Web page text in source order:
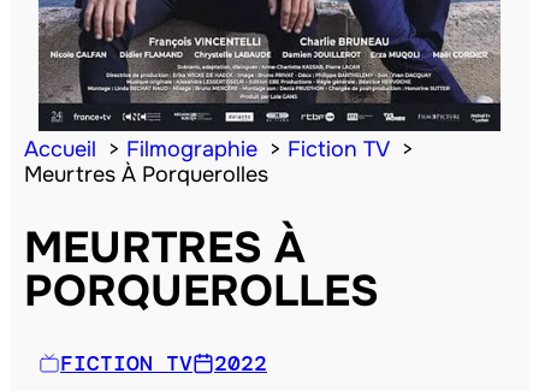
Accueil Filmographie
Fiction TV
Meurtres À Porquerolles
MEURTRES À
PORQUEROLLES
FICTION TV
2022